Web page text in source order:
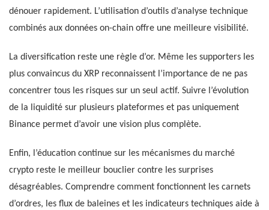
dénouer rapidement. L’utilisation d’outils d’analyse technique
combinés aux données on-chain offre une meilleure visibilité.
La diversification reste une règle d’or. Même les supporters les
plus convaincus du XRP reconnaissent l’importance de ne pas
concentrer tous les risques sur un seul actif. Suivre l’évolution
de la liquidité sur plusieurs plateformes et pas uniquement
Binance permet d’avoir une vision plus complète.
Enfin, l’éducation continue sur les mécanismes du marché
crypto reste le meilleur bouclier contre les surprises
désagréables. Comprendre comment fonctionnent les carnets
d’ordres, les flux de baleines et les indicateurs techniques aide à